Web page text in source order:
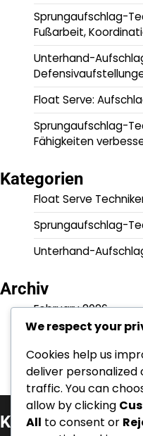
Sprungaufschlag-
Fußarbeit,
Unterhand-
Float Serve:
Sprungaufschlag-
Fähigkeiten
Kategorien
Float Serve
Sprungaufschlag-
Unterhand-
Archiv
February 2026
January 2026
Kategorien
We respect your
Cookies help us
deliver
traffic. You can
allow by clicking
All to consent or